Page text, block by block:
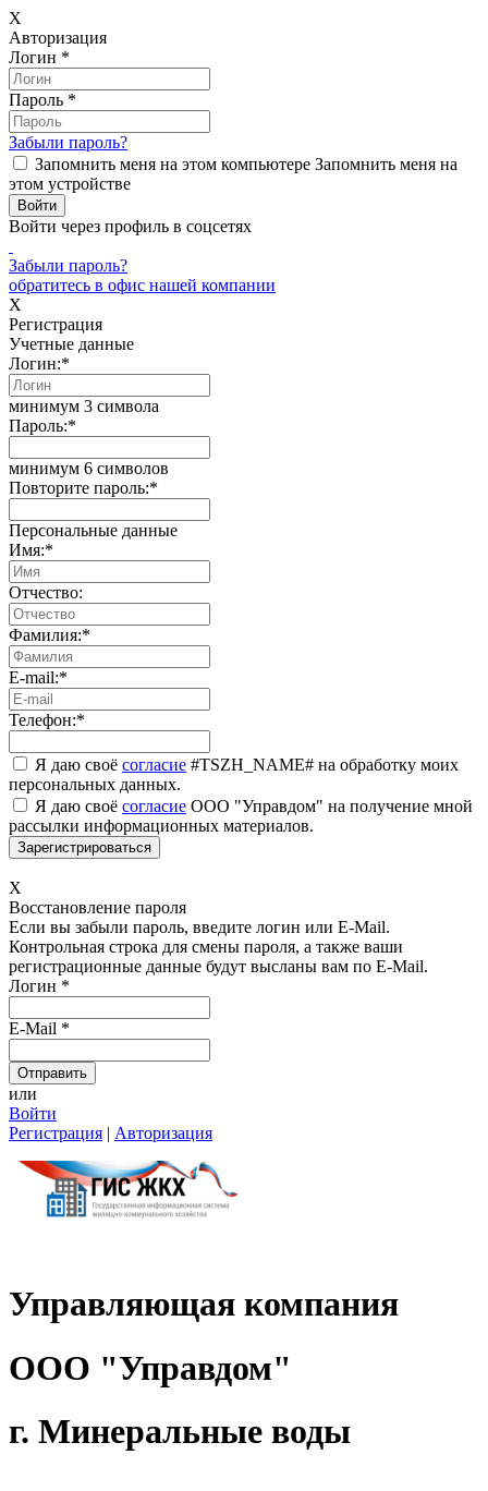
X
Авторизация
Логин *
Пароль *
Забыли пароль?
Запомнить меня на этом компьютере Запомнить меня на
этом устройстве
Войти через профиль в соцсетях
Забыли пароль?
обратитесь в офис нашей компании
X
Регистрация
Учетные данные
Логин:*
минимум 3 символа
Пароль:*
минимум 6 символов
Повторите пароль:*
Персональные данные
Имя:*
Отчество:
Фамилия:*
E-mail:*
Телефон:*
Я даю своё согласие #TSZH_NAME# на обработку моих
персональных данных.
Я даю своё согласие ООО "Управдом" на получение мной
рассылки информационных материалов.
X
Восстановление пароля
Если вы забыли пароль, введите логин или E-Mail.
Контрольная строка для смены пароля, а также ваши
регистрационные данные будут высланы вам по E-Mail.
Логин *
E-Mail *
или
Войти
Регистрация | Авторизация
Управляющая компания
ООО "Управдом"
г. Минеральные воды